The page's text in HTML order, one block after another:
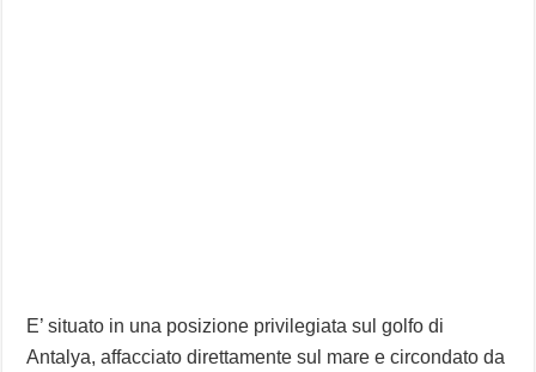
E’ situato in una posizione privilegiata sul golfo di
Antalya, affacciato direttamente sul mare e circondato da